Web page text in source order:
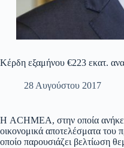
Κέρδη εξαμήνου €223 εκατ.
28 Αυγούστου 2017
Η ACHMEA, στην οποία
οικονομικά αποτελέσματα του
οποίο παρουσιάζει βελτίωση